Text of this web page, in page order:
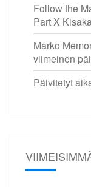
Follow the
Part X
Marko
viimeinen
Päivitetyt